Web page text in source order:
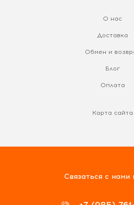
О нас
Доставка
Обмен и
Блог
Оплата
Карта сайта
Связаться с нами